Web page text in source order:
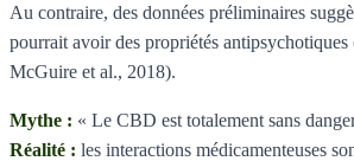
Au contraire, des données préliminaires
pourrait avoir des propriétés
McGuire et al., 2018).
Mythe : « Le CBD est totalement sans
Réalité : les interactions médicamenteuses